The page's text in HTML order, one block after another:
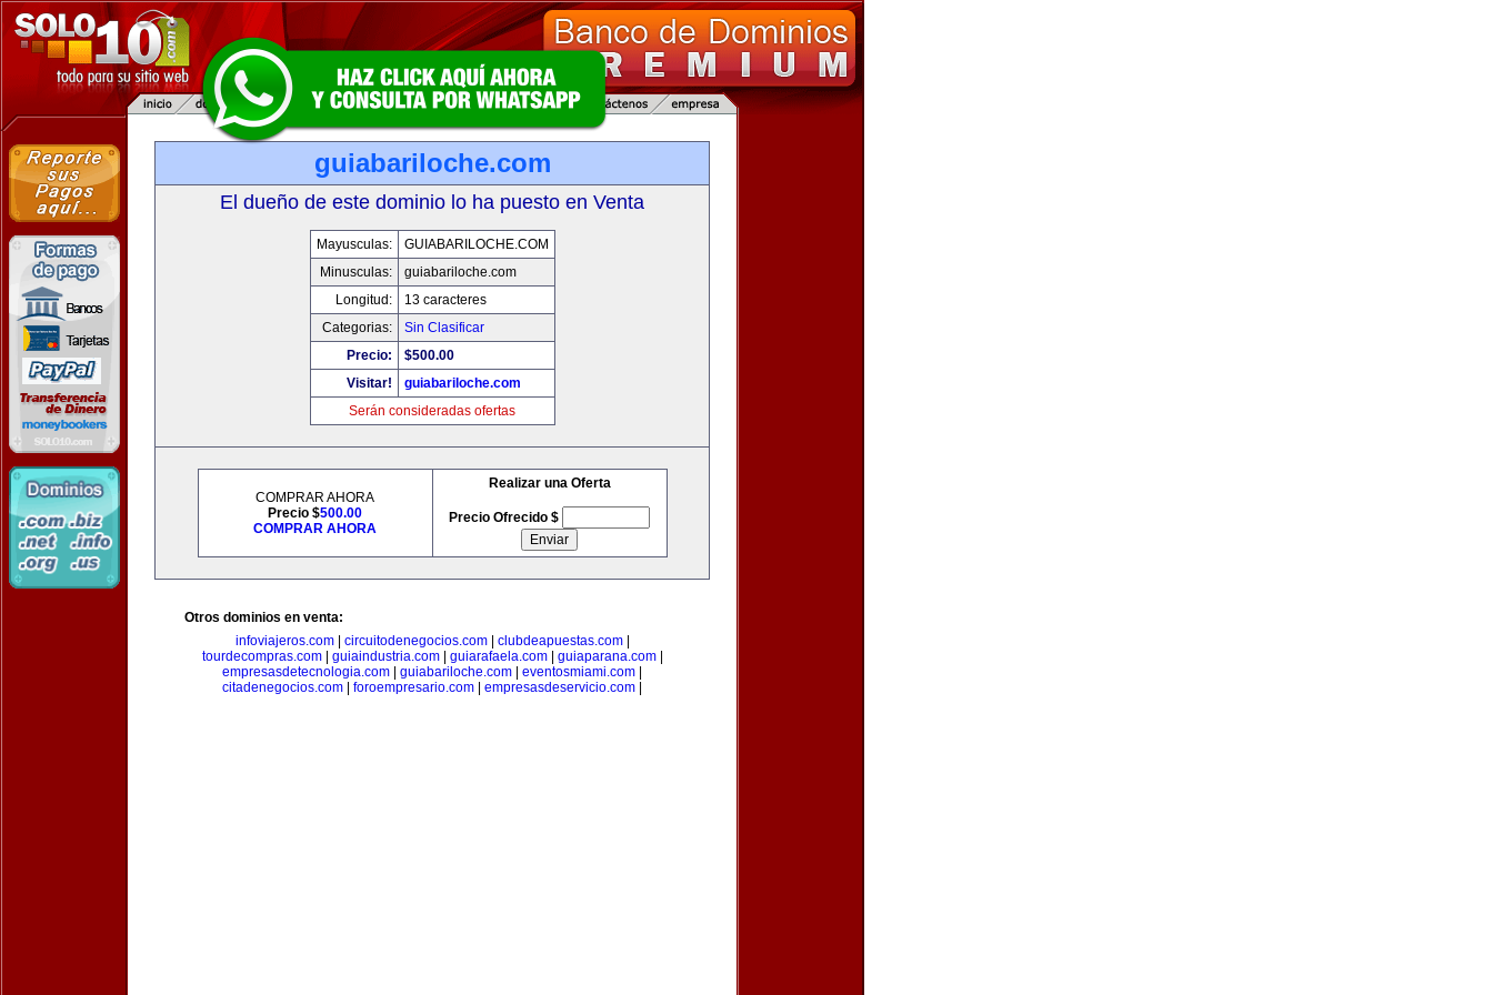
guiabariloche.com
El dueño de este dominio lo ha puesto en Venta
Mayusculas:
GUIABARILOCHE.COM
Minusculas:
guiabariloche.com
Longitud:
13 caracteres
Categorias:
Sin Clasificar
Precio:
$500.00
Visitar!
guiabariloche.com
Serán consideradas ofertas
COMPRAR AHORA
Precio $500.00
COMPRAR AHORA
Realizar una Oferta
Precio Ofrecido $
Otros dominios en venta:
infoviajeros.com| circuitodenegocios.com| clubdeapuestas.com|
tourdecompras.com| guiaindustria.com| guiarafaela.com| guiaparana.com|
empresasdetecnologia.com
guiabariloche.com eventosmiami.com
citadenegocios.com
foroempresario.com empresasdeservicio.com